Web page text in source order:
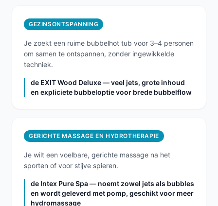
GEZINSONTSPANNING
Je zoekt een ruime bubbelhot tub voor 3–4 personen
om samen te ontspannen, zonder ingewikkelde
techniek.
de EXIT Wood Deluxe — veel jets, grote inhoud
en expliciete bubbeloptie voor brede bubbelflow
GERICHTE MASSAGE EN HYDROTHERAPIE
Je wilt een voelbare, gerichte massage na het
sporten of voor stijve spieren.
de Intex Pure Spa — noemt zowel jets als bubbles
en wordt geleverd met pomp, geschikt voor meer
hydromassage